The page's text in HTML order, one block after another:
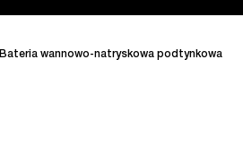
Bateria wannowo-natryskowa podtynkowa